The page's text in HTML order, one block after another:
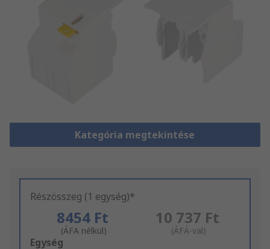
Kategória megtekintése
Részösszeg (1 egység)*
8454 Ft
(ÁFA nélkül)
10 737 Ft
(ÁFÁ-val)
Add
Egység